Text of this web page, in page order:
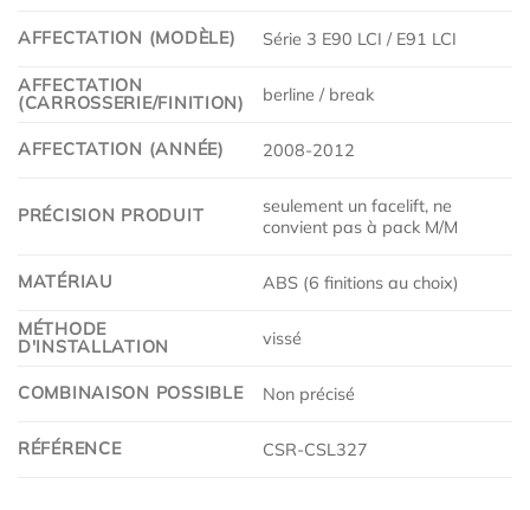
AFFECTATION (MODÈLE) Série 3 E90 LCI / E91 LCI
AFFECTATION
(CARROSSERIE/FINITION)
berline / break
AFFECTATION (ANNÉE) 2008-2012
PRÉCISION PRODUIT
seulement un facelift, ne
convient pas à pack M/M
MATÉRIAU ABS (6 finitions au choix)
MÉTHODE
D'INSTALLATION
vissé
COMBINAISON POSSIBLE Non précisé
RÉFÉRENCE CSR-CSL327